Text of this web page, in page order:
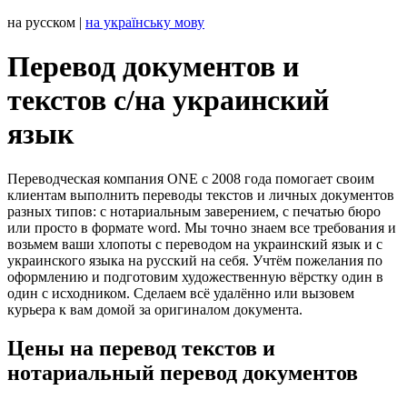
на русском | на українську мову
Перевод документов и
текстов с/на украинский
язык
Переводческая компания ONE с 2008 года помогает своим
клиентам выполнить переводы текстов и личных документов
разных типов: с нотариальным заверением, с печатью бюро
или просто в формате word. Мы точно знаем все требования и
возьмем ваши хлопоты с переводом на украинский язык и с
украинского языкa на русский на себя. Учтём пожелания по
оформлению и подготовим художественную вёрстку один в
один с исходником. Сделаем всё удалённо или вызовем
курьера к вам домой за оригиналом документа.
Цены на перевод текстов и
нотариальный перевод документов